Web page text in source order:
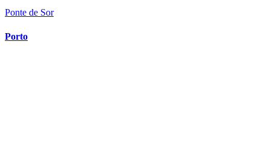
Ponte de Sor
Porto